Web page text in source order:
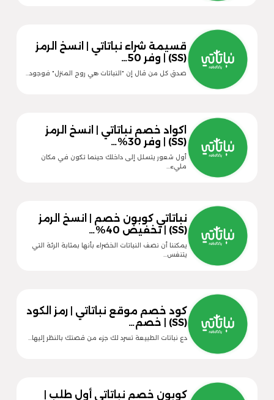
قسيمة شراء نباتاتي | انسخ الرمز
(SS) | وفر 50…
صدق كل من قال إن "النباتات هي روح المنزل" فوجود…
اكواد خصم نباتاتي | انسخ الرمز
(SS) | وفر 30%…
أول شعور يتسلل إلى داخلك حينما تكون في مكان
مليء…
نباتاتي كوبون خصم | انسخ الرمز
(SS) | تخفيض 40%…
يمكننا أن نصف النباتات الخضراء بأنها بمثابة الرئة التي
يتنفس…
كود خصم موقع نباتاتي | رمز الكود
(SS) | خصم…
دع نباتات الطبيعة تسرد لك جزء من قصتك بالنظر إليها…
كوبون خصم نباتاتي أول طلب |